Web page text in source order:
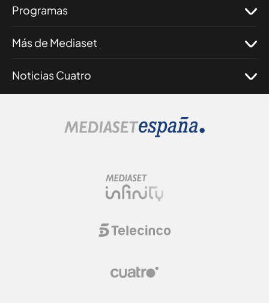
Programas
Más de Mediaset
Noticias Cuatro